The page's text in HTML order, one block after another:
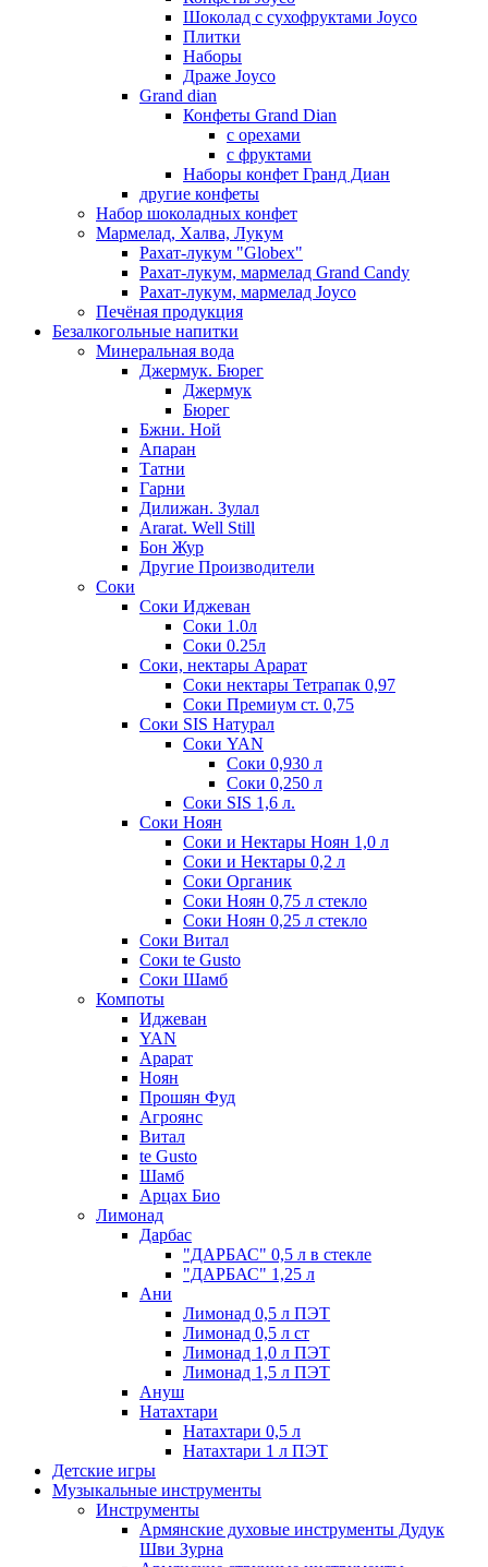
Шоколад с сухофруктами Joyco
Плитки
Наборы
Драже Joyco
Grand dian
Конфеты Grand Dian
с орехами
с фруктами
Наборы конфет Гранд Диан
другие конфеты
Набор шоколадных конфет
Мармелад, Халва, Лукум
Рахат-лукум "Globex"
Рахат-лукум, мармелад Grand Candy
Рахат-лукум, мармелад Joyco
Печёная продукция
Безалкогольные напитки
Минеральная вода
Джермук. Бюрег
Джермук
Бюрег
Бжни. Ной
Апаран
Татни
Гарни
Дилижан. Зулал
Ararat. Well Still
Бон Жур
Другие Производители
Соки
Соки Иджеван
Соки 1.0л
Соки 0.25л
Соки, нектары Арарат
Соки нектары Тетрапак 0,97
Соки Премиум ст. 0,75
Соки SIS Натурал
Соки YAN
Соки 0,930 л
Соки 0,250 л
Соки SIS 1,6 л.
Соки Ноян
Соки и Нектары Ноян 1,0 л
Соки и Нектары 0,2 л
Соки Органик
Соки Ноян 0,75 л стекло
Соки Ноян 0,25 л стекло
Соки Витал
Соки te Gusto
Соки Шамб
Компоты
Иджеван
YAN
Арарат
Ноян
Прошян Фуд
Агроянс
Витал
te Gusto
Шамб
Арцах Био
Лимонад
Дарбас
"ДАРБАС" 0,5 л в стекле
"ДАРБАС" 1,25 л
Ани
Лимонад 0,5 л ПЭТ
Лимонад 0,5 л ст
Лимонад 1,0 л ПЭТ
Лимонад 1,5 л ПЭТ
Ануш
Натахтари
Натахтари 0,5 л
Натахтари 1 л ПЭТ
Детские игры
Музыкальные инструменты
Инструменты
Армянские духовые инструменты Дудук
Шви Зурна